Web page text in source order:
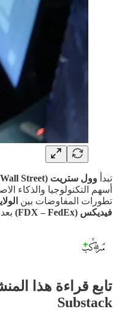
تبدأ وول ستريت (Wall Street)
أسهم التكنولوجيا والذكاء
تطورات المفاوضات بين
فيديكس (FDX – FedEx)
Substack